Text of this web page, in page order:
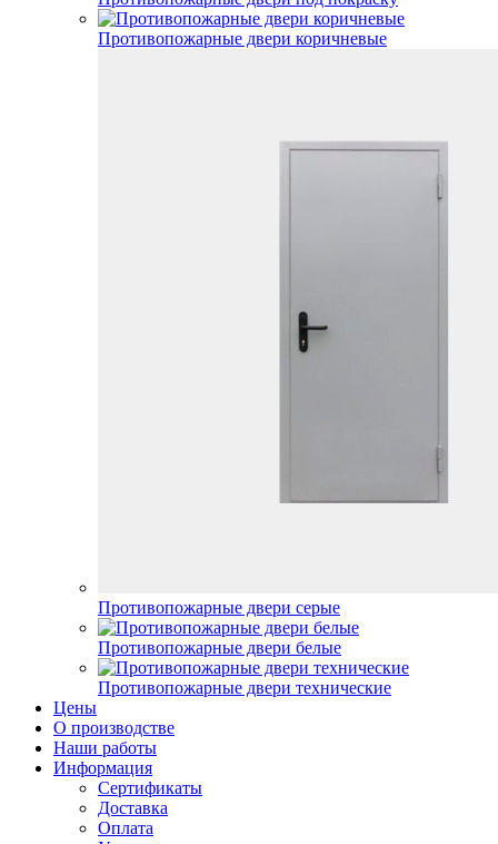
Противопожарные двери коричневые
Противопожарные двери серые
Противопожарные двери белые
Противопожарные двери технические
Цены
О производстве
Наши работы
Информация
Сертификаты
Доставка
Оплата